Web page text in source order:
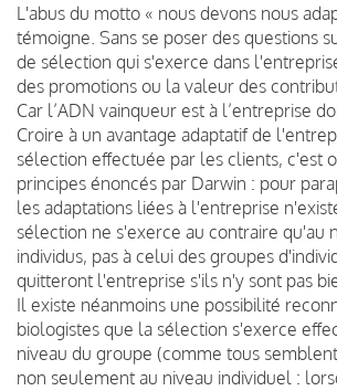
L'abus du motto « nous devons nous
témoigne. Sans se poser des questions
de sélection qui s'exerce dans
des promotions ou la valeur des
Car l’ADN vainqueur est à l’entreprise
Croire à un avantage adaptatif de
sélection effectuée par les clients, c'est
principes énoncés par Darwin : pour
les adaptations liées à l'entreprise
sélection ne s'exerce au contraire qu'au
individus, pas à celui des groupes
quitteront l'entreprise s'ils n'y sont pas
Il existe néanmoins une possibilité
biologistes que la sélection s'exerce
niveau du groupe (comme tous
non seulement au niveau individuel :